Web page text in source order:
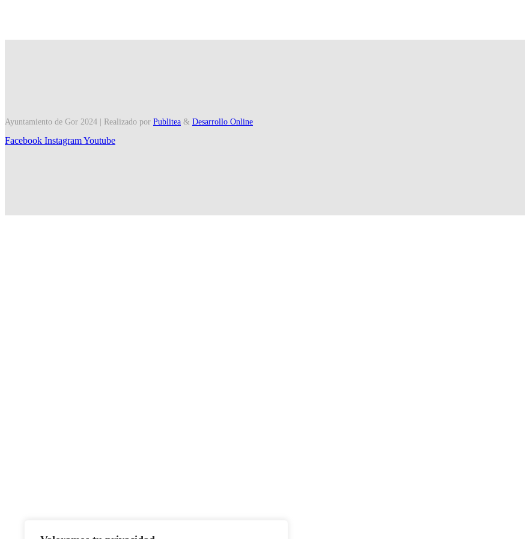
Ayuntamiento de Gor 2024 | Realizado por Publitea & Desarrollo Online
Facebook InstagramYoutube